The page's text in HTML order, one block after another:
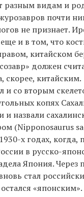
разным видам и
почти
не признает.
и в том, что
китайском
должен
скорее, китайским.
и со вторым
копях
и назвали
(Nipponosaurus
х годах, когда,
в русско-
Япония. Через
стал